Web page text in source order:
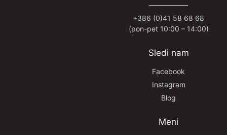
—————–
+386 (0)41 58 68 68
(pon-pet 10:00 – 14:00)
Sledi nam
Facebook
Instagram
Blog
Meni